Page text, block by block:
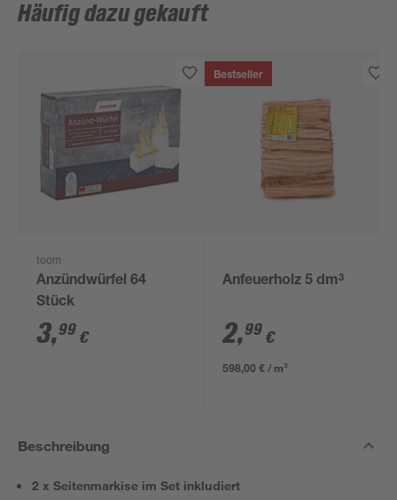
Häufig dazu gekauft
toom
Anzündwürfel 64
Stück
3,99 €
Bestseller
Anfeuerholz 5 dm³
2,99 €
598,00 € / m³
Beschreibung
2 x Seitenmarkise im Set inkludiert